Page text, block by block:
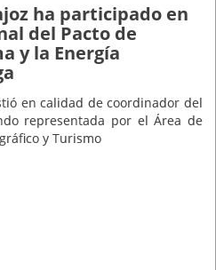
ha participado en
del Pacto de
y la Energía
en calidad de coordinador del
representada por el Área de
y Turismo